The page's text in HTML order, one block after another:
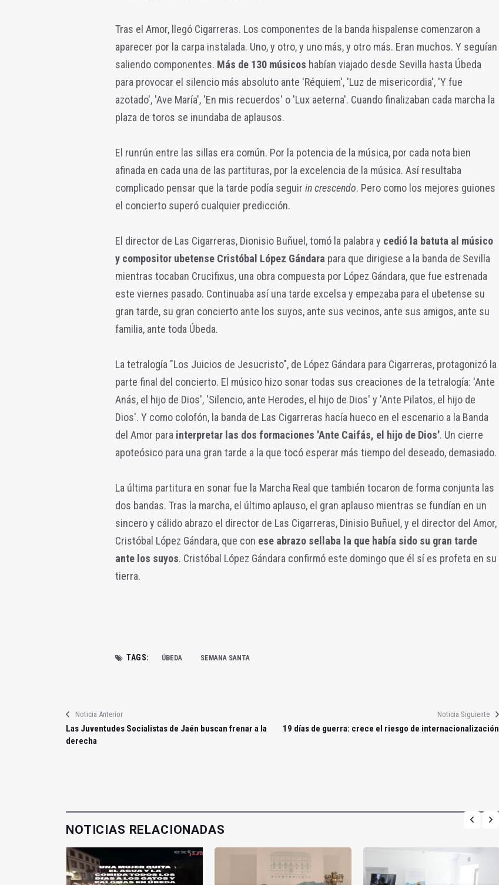
Tras el Amor, llegó Cigarreras. Los componentes de la banda hispalense comenzaron a
aparecer por la carpa instalada. Uno, y otro, y uno más, y otro más. Eran muchos. Y seguían
saliendo componentes. Más de 130 músicos habían viajado desde Sevilla hasta Úbeda
para provocar el silencio más absoluto ante 'Réquiem', 'Luz de misericordia', 'Y fue
azotado', 'Ave María', 'En mis recuerdos' o 'Lux aeterna'. Cuando finalizaban cada marcha la
plaza de toros se inundaba de aplausos.
El runrún entre las sillas era común. Por la potencia de la música, por cada nota bien
afinada en cada una de las partituras, por la excelencia de la música. Así resultaba
complicado pensar que la tarde podía seguir in crescendo. Pero como los mejores guiones
el concierto superó cualquier predicción.
El director de Las Cigarreras, Dionisio Buñuel, tomó la palabra y cedió la batuta al músico
y compositor ubetense Cristóbal López Gándara para que dirigiese a la banda de Sevilla
mientras tocaban Crucifixus, una obra compuesta por López Gándara, que fue estrenada
este viernes pasado. Continuaba así una tarde excelsa y empezaba para el ubetense su
gran tarde, su gran concierto ante los suyos, ante sus vecinos, ante sus amigos, ante su
familia, ante toda Úbeda.
La tetralogía "Los Juicios de Jesucristo", de López Gándara para Cigarreras, protagonizó la
parte final del concierto. El músico hizo sonar todas sus creaciones de la tetralogía: 'Ante
Anás, el hijo de Dios', 'Silencio, ante Herodes, el hijo de Dios' y 'Ante Pilatos, el hijo de
Dios'. Y como colofón, la banda de Las Cigarreras hacía hueco en el escenario a la Banda
del Amor para interpretar las dos formaciones 'Ante Caifás, el hijo de Dios'. Un cierre
apoteósico para una gran tarde a la que tocó esperar más tiempo del deseado, demasiado.
La última partitura en sonar fue la Marcha Real que también tocaron de forma conjunta las
dos bandas. Tras la marcha, el último aplauso, el gran aplauso mientras se fundían en un
sincero y cálido abrazo el director de Las Cigarreras, Dinisio Buñuel, y el director del Amor,
Cristóbal López Gándara, que con ese abrazo sellaba la que había sido su gran tarde
ante los suyos. Cristóbal López Gándara confirmó este domingo que él sí es profeta en su
tierra.
TAGS: ÚBEDA SEMANA SANTA
Noticia Anterior
Las Juventudes Socialistas de Jaén buscan frenar a la
derecha
Noticia Siguiente
19 días de guerra: crece el riesgo de internacionalización
NOTICIAS RELACIONADAS